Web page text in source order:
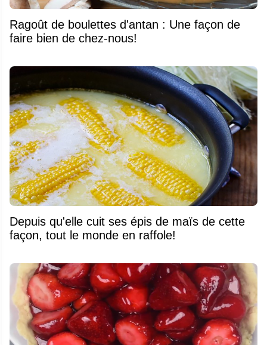
Ragoût de boulettes d'antan : Une façon de
faire bien de chez-nous!
Depuis qu'elle cuit ses épis de maïs de cette
façon, tout le monde en raffole!